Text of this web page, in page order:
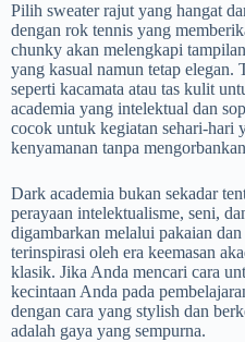
Pilih sweater rajut yang hangat
dengan rok tennis yang
chunky akan melengkapi
yang kasual namun tetap elegan.
seperti kacamata atau tas kulit
academia yang intelektual dan
cocok untuk kegiatan sehari-hari
kenyamanan tanpa
Dark academia bukan sekadar
perayaan intelektualisme, seni,
digambarkan melalui pakaian
terinspirasi oleh era keemasan
klasik. Jika Anda mencari cara
kecintaan Anda pada
dengan cara yang stylish dan
adalah gaya yang sempurna.